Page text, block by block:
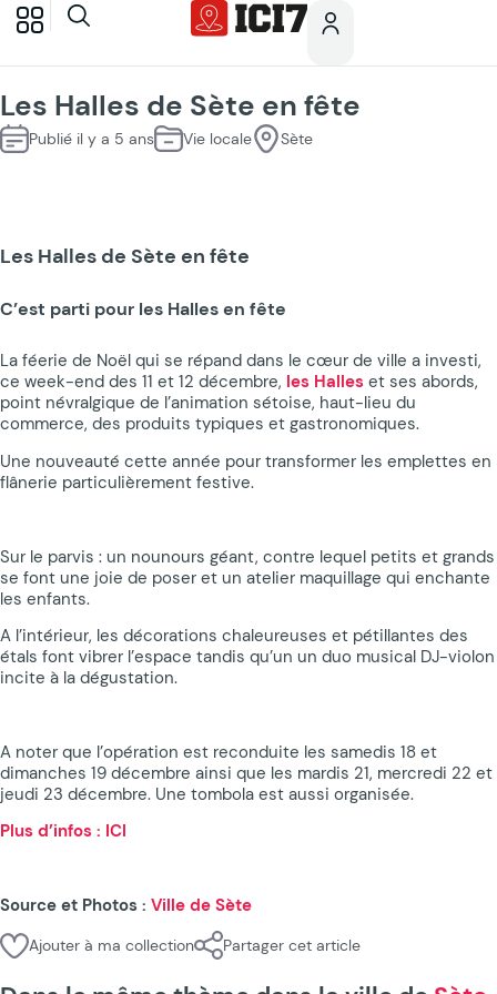
Les Halles de Sète en fête
Publié il y a 5 ans Vie locale Sète
Les Halles de Sète en fête
C’est parti pour les Halles en fête
La féerie de Noël qui se répand dans le cœur de ville a investi,
ce week-end des 11 et 12 décembre, les Halles et ses abords,
point névralgique de l’animation sétoise, haut-lieu du
commerce, des produits typiques et gastronomiques.
Une nouveauté cette année pour transformer les emplettes en
flânerie particulièrement festive.
Sur le parvis : un nounours géant, contre lequel petits et grands
se font une joie de poser et un atelier maquillage qui enchante
les enfants.
A l’intérieur, les décorations chaleureuses et pétillantes des
étals font vibrer l’espace tandis qu’un un duo musical DJ-violon
incite à la dégustation.
A noter que l’opération est reconduite les samedis 18 et
dimanches 19 décembre ainsi que les mardis 21, mercredi 22 et
jeudi 23 décembre. Une tombola est aussi organisée.
Plus d’infos : ICI
Source et Photos : Ville de Sète
Ajouter à ma collection Partager cet article